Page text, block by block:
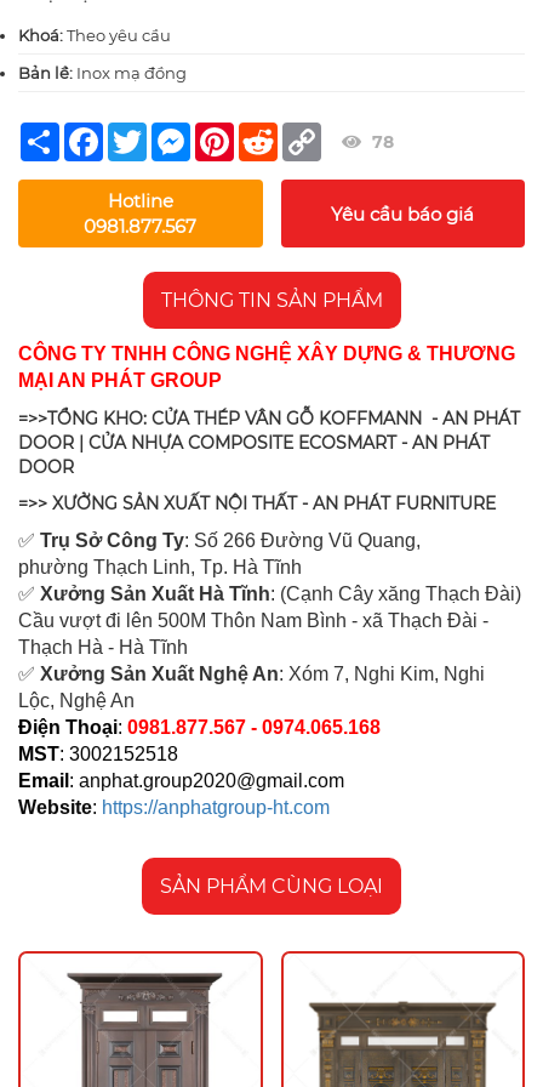
Khoá:Theo yêu cầu
Bản lề: Inox mạ đồng
Share Facebook
TwitterMessengerPinterest
Reddit Copy
Link
78
Hotline
0981.877.567
Yêu cầu báo giá
THÔNG TIN SẢN PHẨM
CÔNG TY TNHH CÔNG NGHỆ XÂY DỰNG & THƯƠNG
MẠI AN PHÁT GROUP
=>>TỔNG KHO: CỬA THÉP VÂN GỖ KOFFMANN - AN PHÁT
DOOR | CỬA NHỰA COMPOSITE ECOSMART - AN PHÁT
DOOR
=>> XƯỞNG SẢN XUẤT NỘI THẤT - AN PHÁT FURNITURE
✅ Trụ Sở Công Ty: Số 266 Đường Vũ Quang,
phường Thạch Linh, Tp. Hà Tĩnh
✅ Xưởng Sản Xuất Hà Tĩnh: (Cạnh Cây xăng Thạch Đài)
Cầu vượt đi lên 500M Thôn Nam Bình - xã Thạch Đài -
Thạch Hà - Hà Tĩnh
✅ Xưởng Sản Xuất Nghệ An: Xóm 7, Nghi Kim, Nghi
Lộc, Nghệ An
Điện Thoại: 0981.877.567 - 0974.065.168
MST: 3002152518
Email : anphat.group2020@gmail.com
Website: https://anphatgroup-ht.com
SẢN PHẨM CÙNG LOẠI